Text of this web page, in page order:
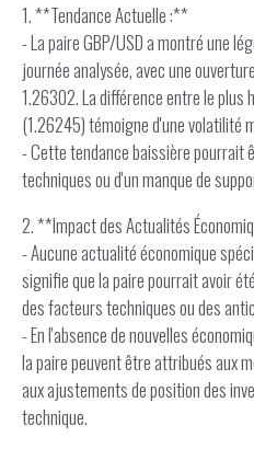
1. **Tendance Actuelle :**
- La paire GBP/USD a montré une
journée analysée, avec une
1.26302. La différence entre le plus
(1.26245) témoigne d'une volatilité
- Cette tendance baissière pourrait
techniques ou d'un manque de
2. **Impact des Actualités
- Aucune actualité économique
signifie que la paire pourrait avoir
des facteurs techniques ou des
- En l'absence de nouvelles
la paire peuvent être attribués aux
aux ajustements de position des
technique.